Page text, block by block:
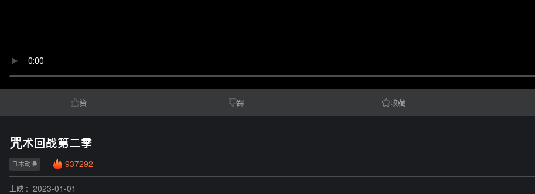
赞 踩 收藏
咒术回战第二季
日本动漫 937292
上映 :
2023-01-01